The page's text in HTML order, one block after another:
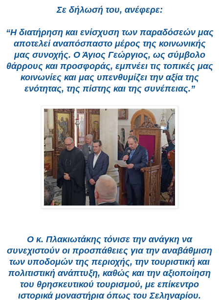
Σε δήλωσή του, ανέφερε:
“Η διατήρηση και ενίσχυση των παραδόσεών μας
αποτελεί αναπόσπαστο μέρος της κοινωνικής
μας συνοχής. Ο Άγιος Γεώργιος, ως σύμβολο
θάρρους και προσφοράς, εμπνέει τις τοπικές μας
κοινωνίες και μας υπενθυμίζει την αξία της
ενότητας, της πίστης και της συνέπειας.”
Ο κ. Πλακιωτάκης τόνισε την ανάγκη να
συνεχιστούν οι προσπάθειες για την αναβάθμιση
των υποδομών της περιοχής, την τουριστική και
πολιτιστική ανάπτυξη, καθώς και την αξιοποίηση
του θρησκευτικού τουρισμού, με επίκεντρο
ιστορικά μοναστήρια όπως του Σεληναρίου.